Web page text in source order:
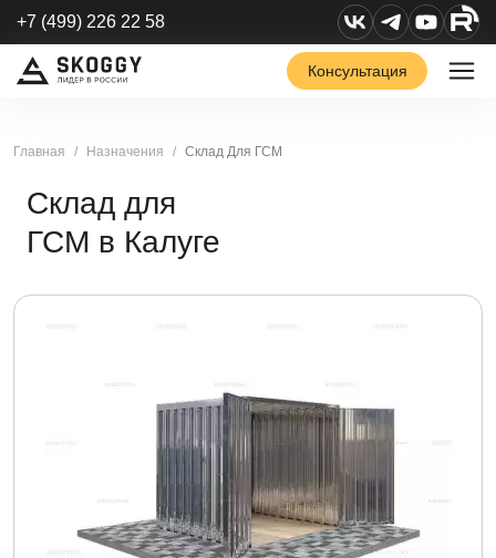
+7 (499) 226 22 58
Консультация
Главная Назначения Склад Для ГСМ
Склад для
ГСМ в Калуге